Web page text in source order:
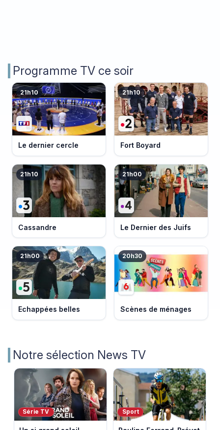
Programme TV ce soir
21h10
Le dernier cercle
21h10
Fort Boyard
21h10
Cassandre
21h00
Le Dernier des Juifs
21h00
Echappées belles
20h30
Scènes de ménages
Notre sélection News TV
Série TV Sport